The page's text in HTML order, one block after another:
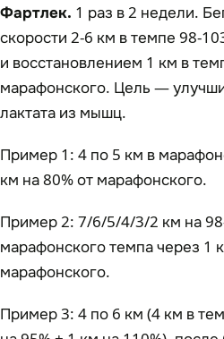
Фартлек. 1 раз в 2 недели.
скорости 2-6 км в темпе 98-
и восстановлением 1 км в
марафонского. Цель —
лактата из мышц.
Пример 1: 4 по 5 км в
км на 80% от марафонского.
Пример 2: 7/6/5/4/3/2 км на
марафонского темпа через 1
марафонского.
Пример 3: 4 по 6 км (4 км в